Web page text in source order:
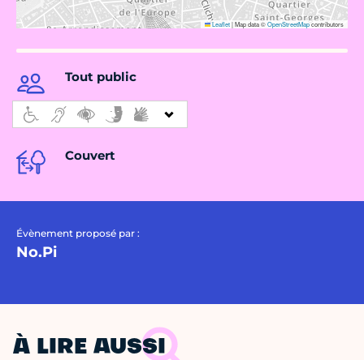
Leaflet|Map data ©OpenStreetMapcontributors
Tout public
Couvert
Évènement proposé par :
No.Pi
À LIRE AUSSI